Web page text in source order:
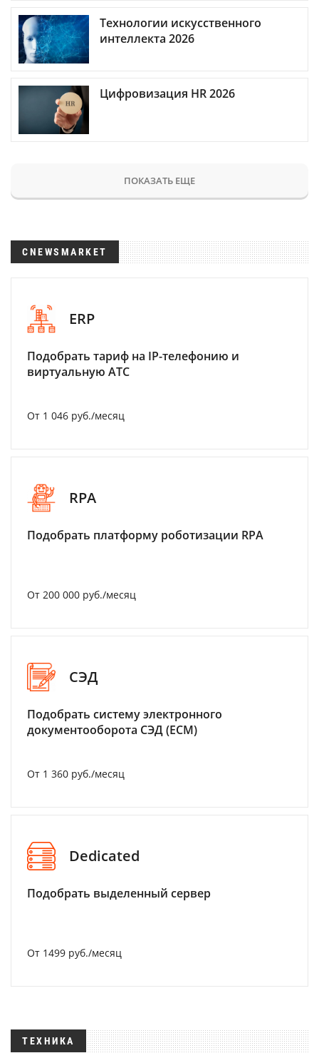
Технологии искусственного
интеллекта 2026
Цифровизация HR 2026
ПОКАЗАТЬ ЕЩЕ
CNEWSMARKET
ERP
Подобрать тариф на IP-телефонию и
виртуальную АТС
От 1 046 руб./месяц
RPA
Подобрать платформу роботизации RPA
От 200 000 руб./месяц
СЭД
Подобрать систему электронного
документооборота СЭД (ECM)
От 1 360 руб./месяц
Dedicated
Подобрать выделенный сервер
От 1499 руб./месяц
ТЕХНИКА